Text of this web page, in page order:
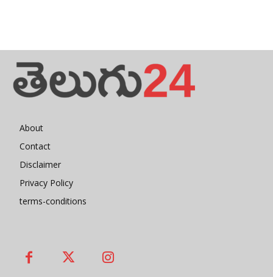
About
Contact
Disclaimer
Privacy Policy
terms-conditions